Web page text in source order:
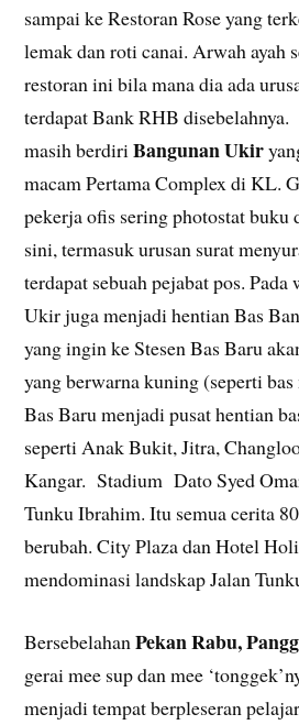
sampai ke Restoran Rose yang
lemak dan roti canai. Arwah ayah
restoran ini bila mana dia ada
terdapat Bank RHB
masih berdiriBangunan Ukir
macam Pertama Complex di KL.
pekerja ofis sering photostat buku
sini, termasuk urusan surat
terdapat sebuah pejabat pos.
Ukir juga menjadi hentian Bas
yang ingin ke Stesen Bas Baru
yang berwarna kuning (seperti
Bas Baru menjadi pusat hentian
seperti Anak Bukit, Jitra,
Kangar. Stadium Dato Syed
Tunku Ibrahim. Itu semua cerita
berubah. City Plaza dan Hotel
mendominasi landskap Jalan
BersebelahanPekan Rabu,
gerai mee sup dan mee
menjadi tempat berpleseran